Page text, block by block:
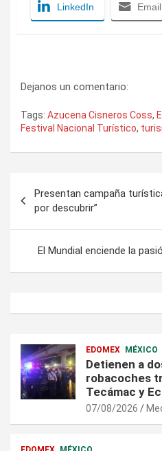
LinkedIn Email
Dejanos un comentario:
Tags: Azucena Cisneros Coss,
Festival Nacional Turístico,
de
entradas
Presentan campaña
por descubrir”
El Mundial enciende la
EDOMEX MÉXICO
Detienen a
robacoches
Tecámac y
07/08/2026